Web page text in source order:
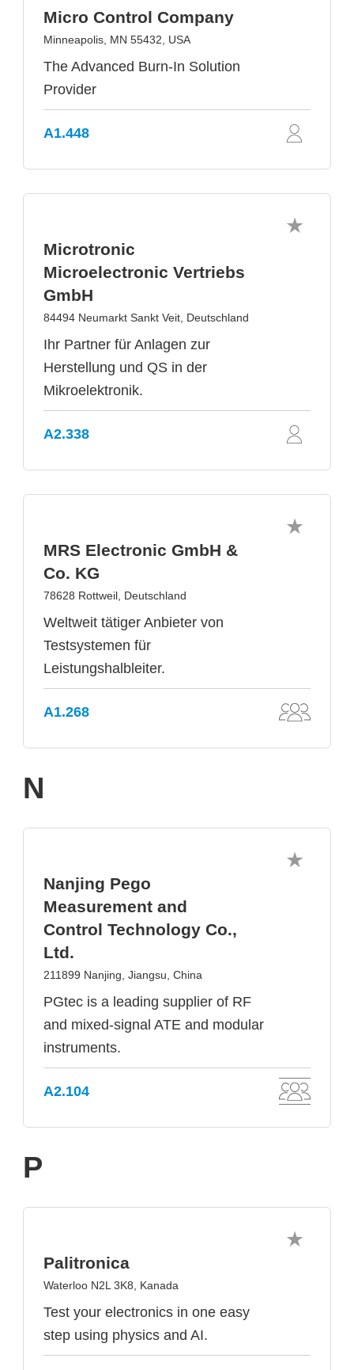
Micro Control Company
Minneapolis, MN 55432, USA
The Advanced Burn-In Solution
Provider
A1.448
Microtronic
Microelectronic Vertriebs
GmbH
84494 Neumarkt Sankt Veit, Deutschland
Ihr Partner für Anlagen zur
Herstellung und QS in der
Mikroelektronik.
A2.338
MRS Electronic GmbH &
Co. KG
78628 Rottweil, Deutschland
Weltweit tätiger Anbieter von
Testsystemen für
Leistungshalbleiter.
A1.268
N
Nanjing Pego
Measurement and
Control Technology Co.,
Ltd.
211899 Nanjing, Jiangsu, China
PGtec is a leading supplier of RF
and mixed-signal ATE and modular
instruments.
A2.104
P
Palitronica
Waterloo N2L 3K8, Kanada
Test your electronics in one easy
step using physics and AI.